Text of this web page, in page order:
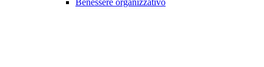
Benessere organizzativo